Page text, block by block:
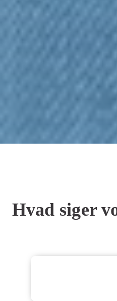
Hvad siger